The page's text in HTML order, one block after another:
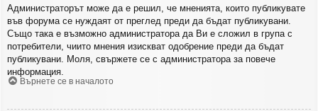
Администраторът може да е решил, че мненията, които публикувате
във форума се нуждаят от преглед преди да бъдат публикувани.
Също така е възможно администратора да Ви е сложил в група с
потребители, чиито мнения изискват одобрение преди да бъдат
публикувани. Моля, свържете се с администратора за повече
информация.
Върнете се в началото